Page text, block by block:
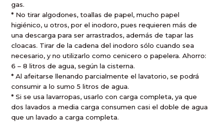
gas.
* No tirar algodones, toallas de papel, mucho papel
higiénico, u otros, por el inodoro, pues requieren más de
una descarga para ser arrastrados, además de tapar las
cloacas. Tirar de la cadena del inodoro sólo cuando sea
necesario, y no utilizarlo como cenicero o papelera. Ahorro:
6 – 8 litros de agua, según la cisterna.
* Al afeitarse llenando parcialmente el lavatorio, se podrá
consumir a lo sumo 5 litros de agua.
* Si se usa lavarropas, usarlo con carga completa, ya que
dos lavados a media carga consumen casi el doble de agua
que un lavado a carga completa.